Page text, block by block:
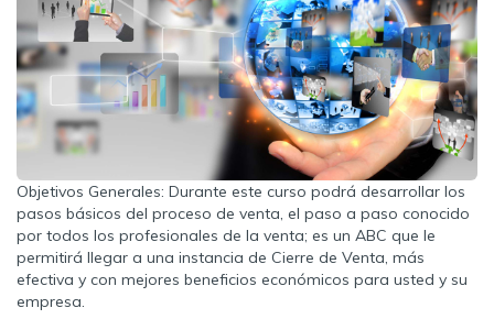
Objetivos Generales: Durante este curso podrá desarrollar los
pasos básicos del proceso de venta, el paso a paso conocido
por todos los profesionales de la venta; es un ABC que le
permitirá llegar a una instancia de Cierre de Venta, más
efectiva y con mejores beneficios económicos para usted y su
empresa.